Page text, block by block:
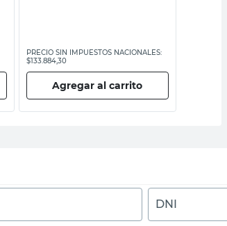
PRECIO SIN IMPUESTOS NACIONALES:
$133.884,30
Agregar al carrito
DNI